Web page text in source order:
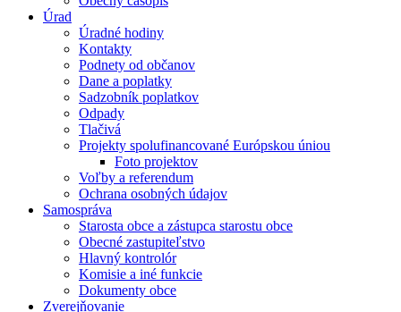
Úrad
Úradné hodiny
Kontakty
Podnety od občanov
Dane a poplatky
Sadzobník poplatkov
Odpady
Tlačivá
Projekty spolufinancované Európskou úniou
Foto projektov
Voľby a referendum
Ochrana osobných údajov
Samospráva
Starosta obce a zástupca starostu obce
Obecné zastupiteľstvo
Hlavný kontrolór
Komisie a iné funkcie
Dokumenty obce
Zverejňovanie